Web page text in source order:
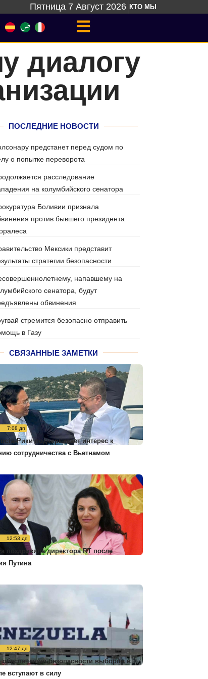
Пятница 7 Август 2026 КТО МЫ
диалогу
ПОСЛЕДНИЕ НОВОСТИ
предстанет перед судом по
о попытке переворота
расследование
на колумбийского сенатора
Боливии признала
против бывшего президента
Мексики представит
стратегии безопасности
напавшему на
сенатора, будут
обвинения
стремится безопасно отправить
в Газу
СВЯЗАННЫЕ ЗАМЕТКИ
7:08 дп
Рики подчеркивает интерес к
сотрудничества с Вьетнамом
12:53 дп
поздравила директора RT после
Путина
12:47 дп
безопасности выборов в
вступают в силу